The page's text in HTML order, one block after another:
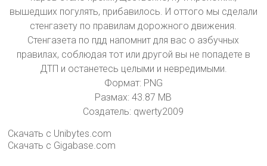
вышедших погулять, прибавилось. И оттого мы сделали
стенгазету по правилам дорожного движения.
Стенгазета по пдд напомнит для вас о азбучных
правилах, соблюдая тот или другой вы не попадете в
ДТП и останетесь целыми и невредимыми.
Формат: PNG
Размах: 43.87 MB
Создатель: qwerty2009
Скачать с Unibytes.com
Скачать с Gigabase.com